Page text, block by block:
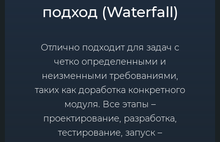
подход (Waterfall)
Отлично подходит для задач с
четко определенными и
неизменными требованиями,
таких как доработка конкретного
модуля. Все этапы –
проектирование, разработка,
тестирование, запуск –